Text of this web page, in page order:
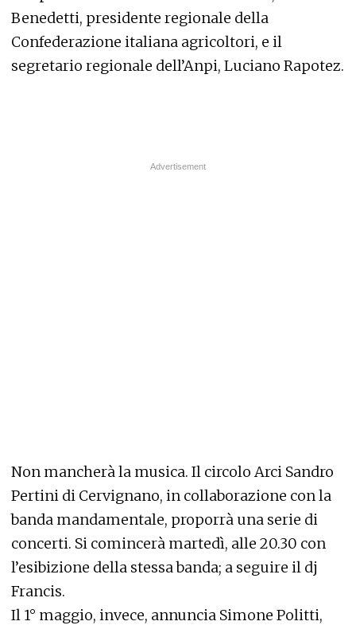
Benedetti, presidente regionale della
Confederazione italiana agricoltori, e il
segretario regionale dell’Anpi, Luciano Rapotez.
Non mancherà la musica. Il circolo Arci Sandro
Pertini di Cervignano, in collaborazione con la
banda mandamentale, proporrà una serie di
concerti. Si comincerà martedì, alle 20.30 con
l’esibizione della stessa banda; a seguire il dj
Francis.
Il 1° maggio, invece, annuncia Simone Politti,